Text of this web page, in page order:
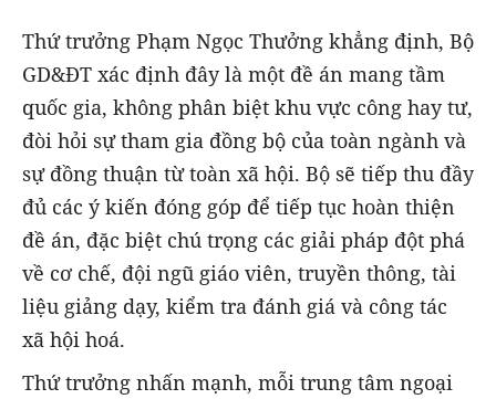
Thứ trưởng Phạm Ngọc Thưởng khẳng định, Bộ
GD&ĐT xác định đây là một đề án mang tầm
quốc gia, không phân biệt khu vực công hay tư,
đòi hỏi sự tham gia đồng bộ của toàn ngành và
sự đồng thuận từ toàn xã hội. Bộ sẽ tiếp thu đầy
đủ các ý kiến đóng góp để tiếp tục hoàn thiện
đề án, đặc biệt chú trọng các giải pháp đột phá
về cơ chế, đội ngũ giáo viên, truyền thông, tài
liệu giảng dạy, kiểm tra đánh giá và công tác
xã hội hoá.
Thứ trưởng nhấn mạnh, mỗi trung tâm ngoại